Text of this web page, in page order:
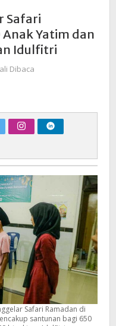
Safari
Yatim dan
Idulfitri
Dibaca
Safari Ramadan di
santunan bagi 650